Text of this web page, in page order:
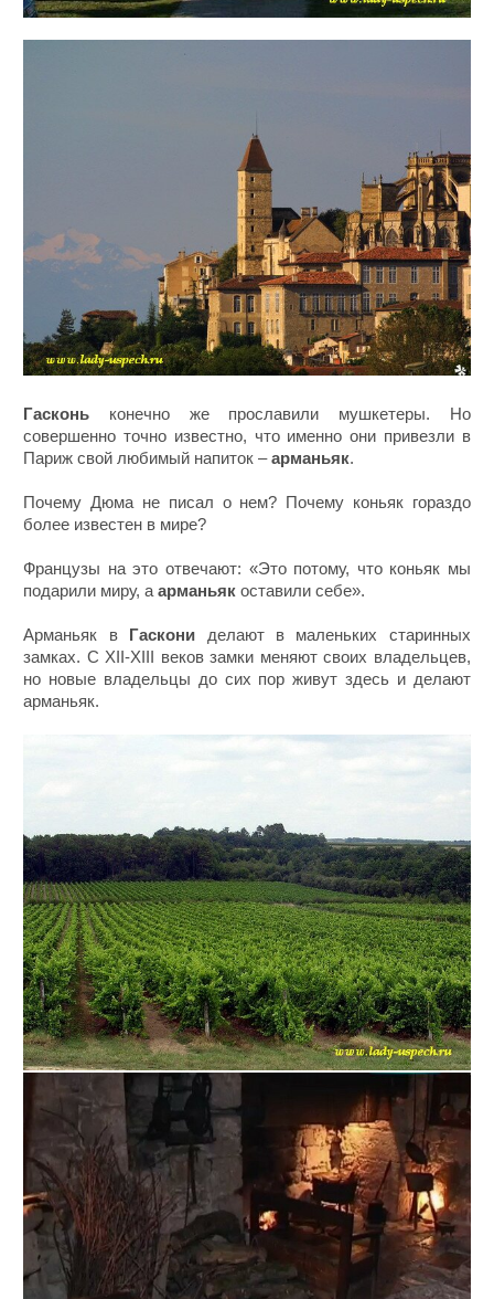
Гасконь конечно же прославили мушкетеры. Но
совершенно точно известно, что именно они привезли в
Париж свой любимый напиток –арманьяк.
Почему Дюма не писал о нем? Почему коньяк гораздо
более известен в мире?
Французы на это отвечают: «Это потому, что коньяк мы
подарили миру, аарманьяк оставили себе».
Арманьяк в Гаскони делают в маленьких старинных
замках. С XII-XIII веков замки меняют своих владельцев,
но новые владельцы до сих пор живут здесь и делают
арманьяк.